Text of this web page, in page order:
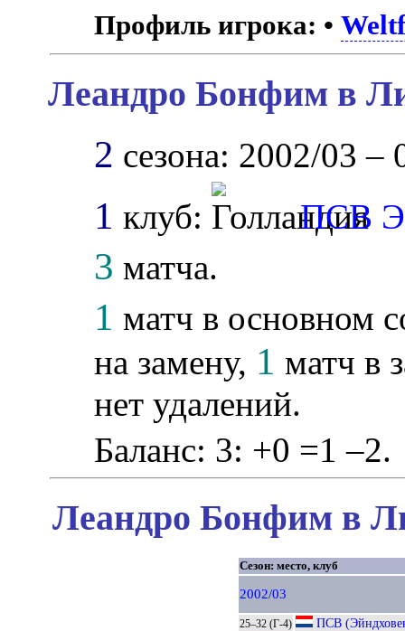
Профиль игрока: •
Леандро Бонфим в
2 сезона: 2002/03 –
1 клуб: ПСВ
3 матча.
1 матч в основном
на замену, 1 матч в
нет удалений.
Баланс: 3: +0 =1 –2.
Леандро Бонфим в
Сезон: место, клуб
2002/03
25–32 (Г-4) ПСВ